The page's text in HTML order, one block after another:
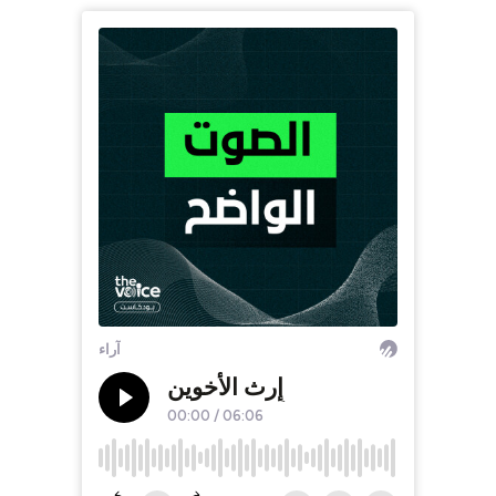
آراء
إٍرث الأخوين
00:00 / 06:06